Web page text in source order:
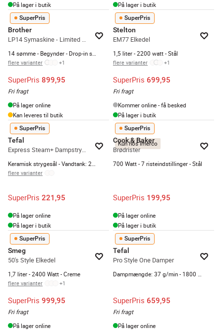
På lager i butik
På lager i butik
SuperPris
Brother
LP14 Symaskine - Limited edition
flere varianter +1
SuperPris 899,95
Fri fragt
På lager online
Kan leveres til butik
SuperPris
Stelton
EM77 Elkedel
1,5 liter - 2200 watt - Stål
flere varianter +1
SuperPris 699,95
Fri fragt
Kommer online - få besked
På lager i butik
SuperPris
Tefal
Express Steam+ Dampstrygejern
flere varianter
SuperPris 221,95
På lager online
På lager i butik
Kun hos Imerco
SuperPris
Cook & Baker
Brødrister
700 Watt - 7 risteindstillinger - Stål
SuperPris 199,95
På lager online
På lager i butik
SuperPris
Smeg
50's Style Elkedel
1,7 liter - 2400 Watt - Creme
flere varianter +1
SuperPris 999,95
Fri fragt
På lager online
SuperPris
Tefal
Pro Style One Damper
SuperPris 659,95
Fri fragt
På lager online